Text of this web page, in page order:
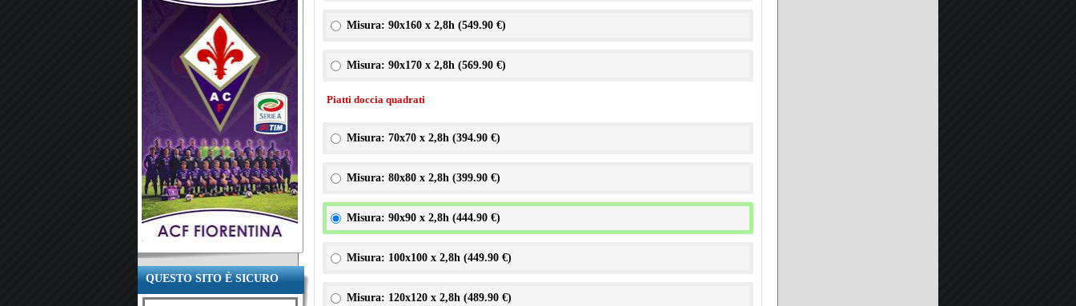
QUESTO SITO È SICURO
Misura: 90x160 x 2,8h (549.90 €)
Misura: 90x170 x 2,8h (569.90 €)
Piatti doccia quadrati
Misura: 70x70 x 2,8h (394.90 €)
Misura: 80x80 x 2,8h (399.90 €)
Misura: 90x90 x 2,8h (444.90 €)
Misura: 100x100 x 2,8h (449.90 €)
Misura: 120x120 x 2,8h (489.90 €)